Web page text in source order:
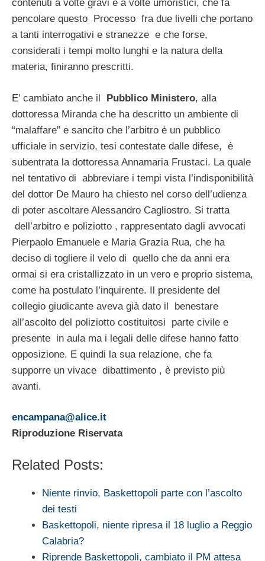
contenuti a volte gravi e a volte umoristici, che fa
pencolare questo Processo fra due livelli che portano
a tanti interrogativi e stranezze e che forse,
considerati i tempi molto lunghi e la natura della
materia, finiranno prescritti.
E’ cambiato anche il Pubblico Ministero, alla
dottoressa Miranda che ha descritto un ambiente di
“malaffare” e sancito che l’arbitro è un pubblico
ufficiale in servizio, tesi contestate dalle difese, è
subentrata la dottoressa Annamaria Frustaci. La quale
nel tentativo di abbreviare i tempi vista l’indisponibilità
del dottor De Mauro ha chiesto nel corso dell’udienza
di poter ascoltare Alessandro Cagliostro. Si tratta
dell’arbitro e poliziotto , rappresentato dagli avvocati
Pierpaolo Emanuele e Maria Grazia Rua, che ha
deciso di togliere il velo di quello che da anni era
ormai si era cristallizzato in un vero e proprio sistema,
come ha postulato l’inquirente. Il presidente del
collegio giudicante aveva già dato il benestare
all’ascolto del poliziotto costituitosi parte civile e
presente in aula ma i legali delle difese hanno fatto
opposizione. E quindi la sua relazione, che fa
supporre un vivace dibattimento , è previsto più
avanti.
encampana@alice.it
Riproduzione Riservata
Related Posts:
Niente rinvio, Baskettopoli parte con l’ascolto
dei testi
Baskettopoli, niente ripresa il 18 luglio a Reggio
Calabria?
Riprende Baskettopoli, cambiato il PM attesa